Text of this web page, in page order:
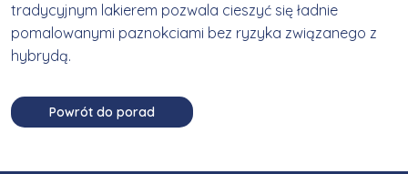
tradycyjnym lakierem pozwala cieszyć się ładnie
pomalowanymi paznokciami bez ryzyka związanego z
hybrydą.
Powrót do porad